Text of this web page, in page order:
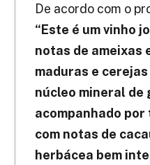
De acordo com o
“Este é um vinho
notas de ameixas
maduras e
núcleo mineral de
acompanhado
com notas de
herbácea bem